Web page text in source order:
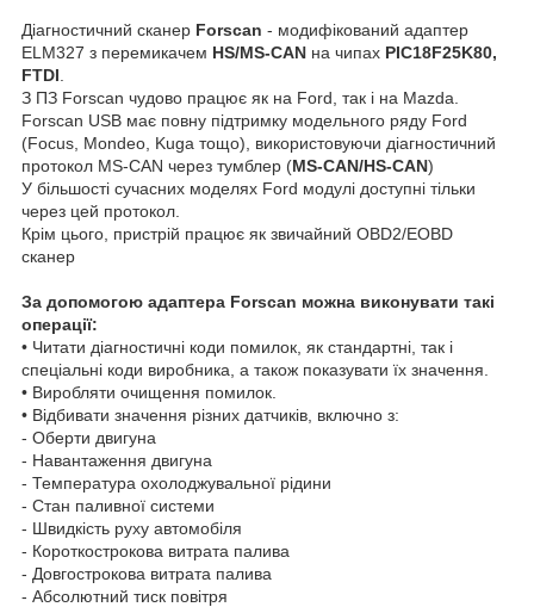
Діагностичний сканер Forscan - модифікований адаптер
ELM327 з перемикачем HS/MS-CAN на чипах PIC18F25K80,
FTDI
З ПЗ Forscan чудово працює як на Ford, так і на Mazda.
Forscan USB має повну підтримку модельного ряду Ford
(Focus, Mondeo, Kuga тощо), використовуючи діагностичний
протокол MS-CAN через тумблер (MS-CAN/HS-CAN)
У більшості сучасних моделях Ford модулі доступні тільки
через цей протокол.
Крім цього, пристрій працює як звичайний OBD2/EOBD
сканер
За допомогою адаптера Forscan можна виконувати такі
операції:
• Читати діагностичні коди помилок, як стандартні, так і
спеціальні коди виробника, а також показувати їх значення.
• Виробляти очищення помилок.
• Відбивати значення різних датчиків, включно з:
- Оберти двигуна
- Навантаження двигуна
- Температура охолоджувальної рідини
- Стан паливної системи
- Швидкість руху автомобіля
- Короткострокова витрата палива
- Довгострокова витрата палива
- Абсолютний тиск повітря